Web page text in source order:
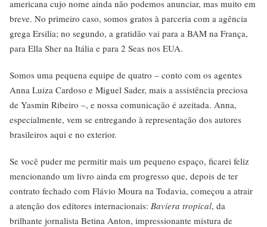
americana cujo nome ainda não podemos anunciar, mas muito em
breve. No primeiro caso, somos gratos à parceria com a agência
grega Ersilia; no segundo, a gratidão vai para a BAM na França,
para Ella Sher na Itália e para 2 Seas nos EUA.
Somos uma pequena equipe de quatro – conto com os agentes
Anna Luiza Cardoso e Miguel Sader, mais a assistência preciosa
de Yasmin Ribeiro –, e nossa comunicação é azeitada. Anna,
especialmente, vem se entregando à representação dos autores
brasileiros aqui e no exterior.
Se você puder me permitir mais um pequeno espaço, ficarei feliz
mencionando um livro ainda em progresso que, depois de ter
contrato fechado com Flávio Moura na Todavia, começou a atrair
a atenção dos editores internacionais: Baviera tropical, da
brilhante jornalista Betina Anton, impressionante mistura de